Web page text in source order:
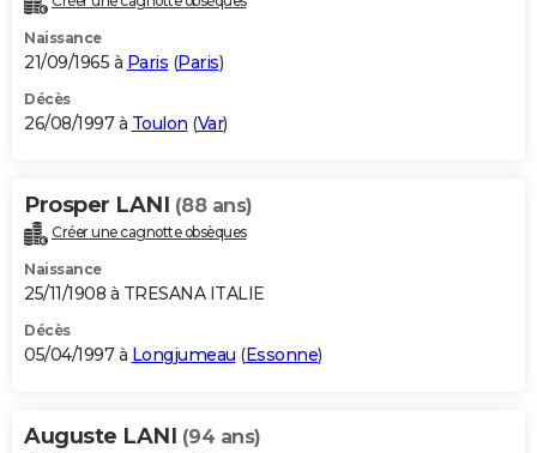
Naissance
21/09/1965 à Paris (Paris)
Décès
26/08/1997 à Toulon (Var)
Prosper LANI (88 ans)
Créer une cagnotte obsèques
Naissance
25/11/1908 à TRESANA ITALIE
Décès
05/04/1997 à Longjumeau (Essonne)
Auguste LANI (94 ans)